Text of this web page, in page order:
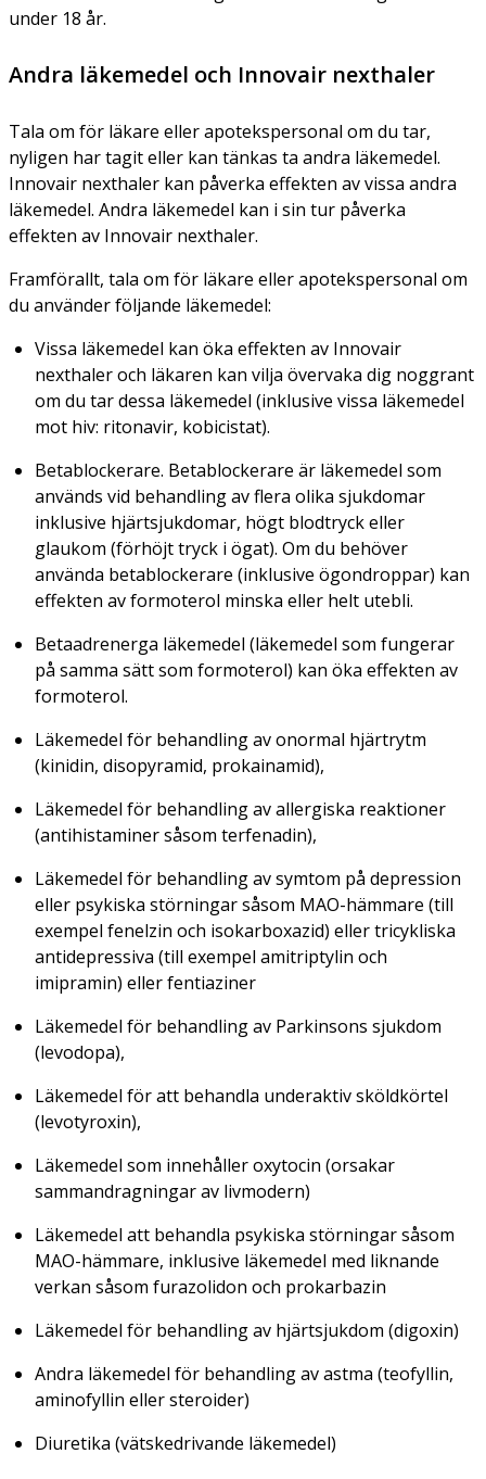
under 18 år.
Andra läkemedel och Innovair nexthaler
Tala om för läkare eller apotekspersonal om du tar,
nyligen har tagit eller kan tänkas ta andra läkemedel.
Innovair nexthaler kan påverka effekten av vissa andra
läkemedel. Andra läkemedel kan i sin tur påverka
effekten av Innovair nexthaler.
Framförallt, tala om för läkare eller apotekspersonal om
du använder följande läkemedel:
Vissa läkemedel kan öka effekten av Innovair
nexthaler och läkaren kan vilja övervaka dig noggrant
om du tar dessa läkemedel (inklusive vissa läkemedel
mot hiv: ritonavir, kobicistat).
Betablockerare. Betablockerare är läkemedel som
används vid behandling av flera olika sjukdomar
inklusive hjärtsjukdomar, högt blodtryck eller
glaukom (förhöjt tryck i ögat). Om du behöver
använda betablockerare (inklusive ögondroppar) kan
effekten av formoterol minska eller helt utebli.
Betaadrenerga läkemedel (läkemedel som fungerar
på samma sätt som formoterol) kan öka effekten av
formoterol.
Läkemedel för behandling av onormal hjärtrytm
(kinidin, disopyramid, prokainamid),
Läkemedel för behandling av allergiska reaktioner
(antihistaminer såsom terfenadin),
Läkemedel för behandling av symtom på depression
eller psykiska störningar såsom MAO-hämmare (till
exempel fenelzin och isokarboxazid) eller tricykliska
antidepressiva (till exempel amitriptylin och
imipramin) eller fentiaziner
Läkemedel för behandling av Parkinsons sjukdom
(levodopa),
Läkemedel för att behandla underaktiv sköldkörtel
(levotyroxin),
Läkemedel som innehåller oxytocin (orsakar
sammandragningar av livmodern)
Läkemedel att behandla psykiska störningar såsom
MAO-hämmare, inklusive läkemedel med liknande
verkan såsom furazolidon och prokarbazin
Läkemedel för behandling av hjärtsjukdom (digoxin)
Andra läkemedel för behandling av astma (teofyllin,
aminofyllin eller steroider)
Diuretika (vätskedrivande läkemedel)